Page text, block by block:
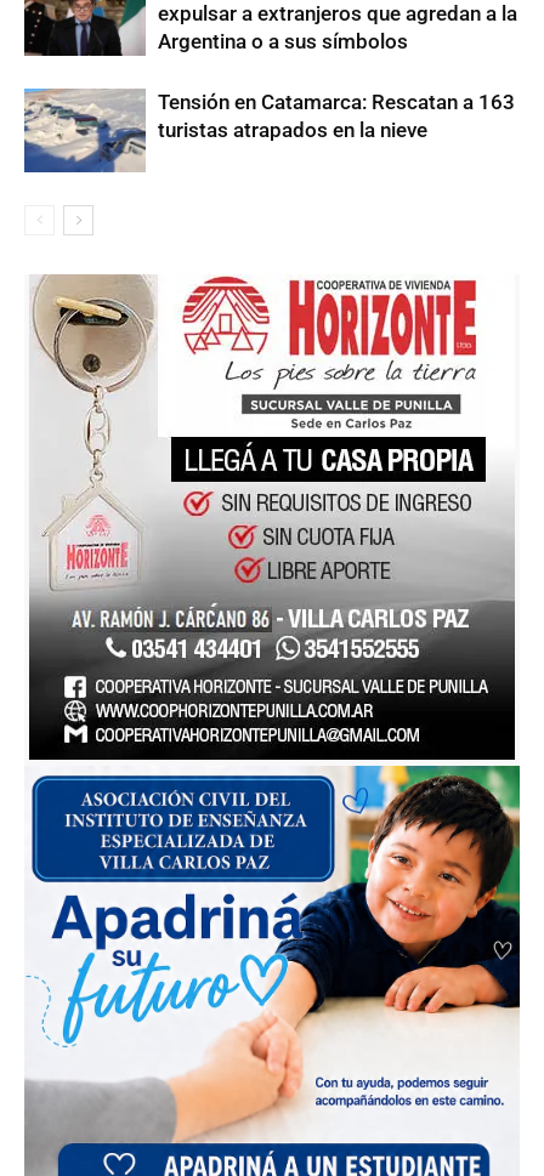
expulsar a extranjeros que agredan a la
Argentina o a sus símbolos
Tensión en Catamarca: Rescatan a 163
turistas atrapados en la nieve